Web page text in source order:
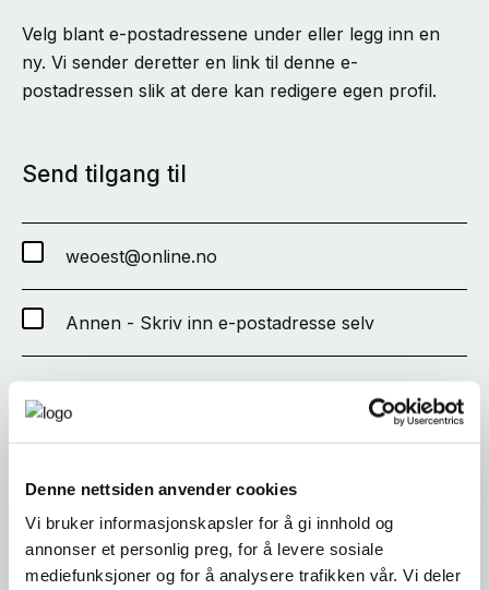
Denne nettsiden anvender cookies
Vi bruker informasjonskapsler for å gi innhold og
annonser et personlig preg, for å levere sosiale
mediefunksjoner og for å analysere trafikken vår. Vi deler
Velg blant e-postadressene under eller legg inn en
ny. Vi sender deretter en link til denne e-
postadressen slik at dere kan redigere egen profil.
Send tilgang til
weoest@online.no
Annen - Skriv inn e-postadresse selv